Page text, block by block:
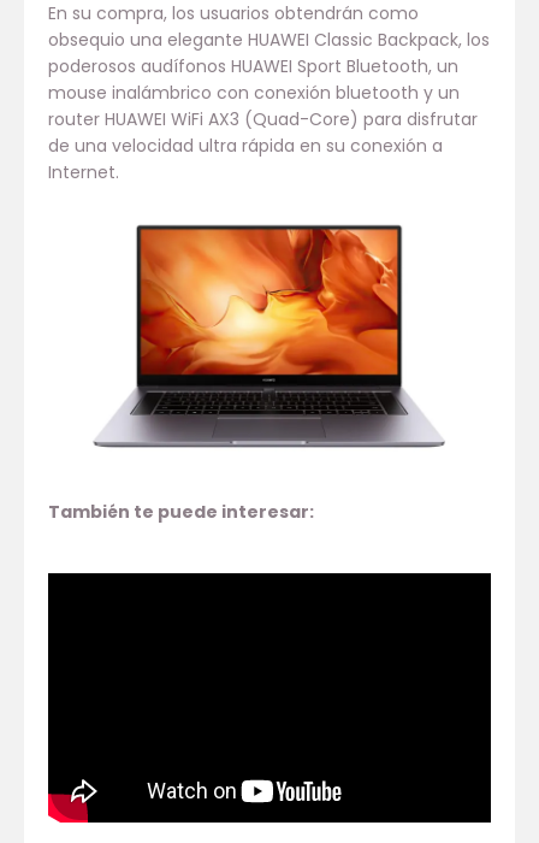
En su compra, los usuarios obtendrán como
obsequio una elegante HUAWEI Classic Backpack, los
poderosos audífonos HUAWEI Sport Bluetooth, un
mouse inalámbrico con conexión bluetooth y un
router HUAWEI WiFi AX3 (Quad-Core) para disfrutar
de una velocidad ultra rápida en su conexión a
Internet.
También te puede interesar: